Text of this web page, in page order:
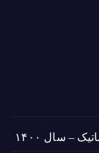
– سال ۱۴۰۰